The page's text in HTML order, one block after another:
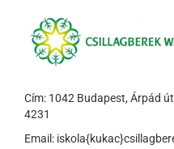
Cím: 1042 Budapest, Árpád
4231
Email: